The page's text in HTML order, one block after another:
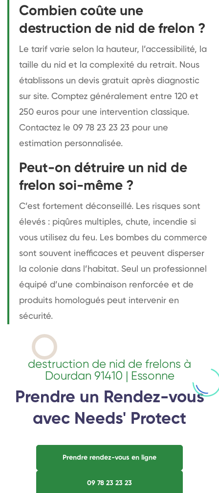
Combien coûte une
destruction de nid de frelon ?
Le tarif varie selon la hauteur, l’accessibilité, la
taille du nid et la complexité du retrait. Nous
établissons un devis gratuit après diagnostic
sur site. Comptez généralement entre 120 et
250 euros pour une intervention classique.
Contactez le 09 78 23 23 23 pour une
estimation personnalisée.
Peut-on détruire un nid de
frelon soi-même ?
C’est fortement déconseillé. Les risques sont
élevés : piqûres multiples, chute, incendie si
vous utilisez du feu. Les bombes du commerce
sont souvent inefficaces et peuvent disperser
la colonie dans l’habitat. Seul un professionnel
équipé d’une combinaison renforcée et de
produits homologués peut intervenir en
sécurité.
destruction de nid de frelons à
Dourdan 91410 | Essonne
Prendre un Rendez-vous
avec Needs' Protect
Prendre rendez-vous en ligne
09 78 23 23 23